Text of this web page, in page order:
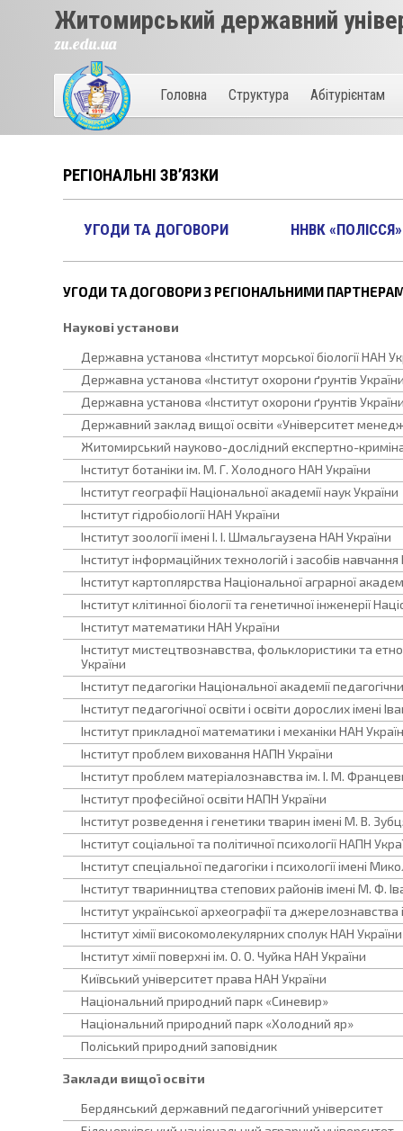
Житомирський державний
zu.edu.ua
Головна Структура Абітурієнтам
РЕГІОНАЛЬНІ ЗВ’ЯЗКИ
УГОДИ ТА ДОГОВОРИ ННВК «ПОЛІССЯ»
УГОДИ ТА ДОГОВОРИ З РЕГІОНАЛЬНИМИ
Наукові установи
Державна установа «Інститут морської біології НАН
Державна установа «Інститут охорони ґрунтів
Державна установа «Інститут охорони ґрунтів
Державний заклад вищої освіти «Університет
Житомирський науково-дослідний експертно-
Інститут ботаніки ім. М. Г. Холодного НАН України
Інститут географії Національної академії наук України
Інститут гідробіології НАН України
Інститут зоології імені І. І. Шмальгаузена НАН України
Інститут інформаційних технологій і засобів
Інститут картоплярства Національної аграрної
Інститут клітинної біології та генетичної інженерії
Інститут математики НАН України
Інститут мистецтвознавства, фольклористики та
України
Інститут педагогіки Національної академії
Інститут педагогічної освіти і освіти дорослих імені
Інститут прикладної математики і механіки НАН
Інститут проблем виховання НАПН України
Інститут проблем матеріалознавства ім. І. М.
Інститут професійної освіти НАПН України
Інститут розведення і генетики тварин імені М. В.
Інститут соціальної та політичної психології НАПН
Інститут спеціальної педагогіки і психології імені
Інститут тваринництва степових районів імені М. Ф.
Інститут української археографії та
Інститут хімії високомолекулярних сполук НАН України
Інститут хімії поверхні ім. О. О. Чуйка НАН України
Київський університет права НАН України
Національний природний парк «Синевир»
Національний природний парк «Холодний яр»
Поліський природний заповідник
Заклади вищої освіти
Бердянський державний педагогічний університет